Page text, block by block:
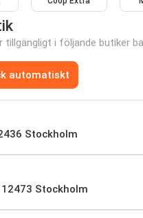
tillgängligt i följande butiker
automatiskt
Stockholm
Stockholm